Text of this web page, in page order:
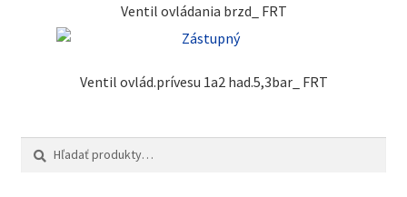
Ventil ovládania brzd_ FRT
Ventil ovlád.prívesu 1a2 had.5,3bar_ FRT
Hľadať:
Vyhľadávanie